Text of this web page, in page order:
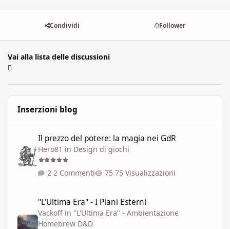
Condividi Follower
Vai alla lista delle discussioni
Inserzioni blog
Il prezzo del potere: la magia nei GdR
Hero81 in Design di giochi
2 Commenti 75 Visualizzazioni
"L'Ultima Era" - I Piani Esterni
Vackoff in "L'Ultima Era" - Ambientazione
Homebrew D&D